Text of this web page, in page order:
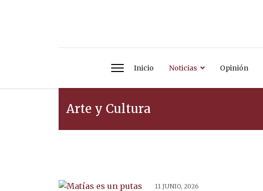
Inicio Noticias Opinión
Arte y Cultura
11 JUNIO, 2026